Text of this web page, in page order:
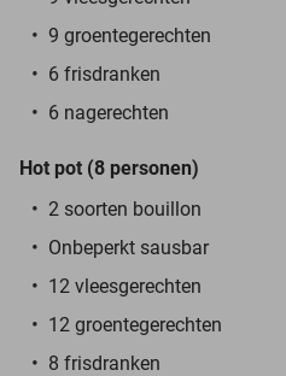
9 groentegerechten
6 frisdranken
6 nagerechten
Hot pot (8 personen)
2 soorten bouillon
Onbeperkt sausbar
12 vleesgerechten
12 groentegerechten
8 frisdranken